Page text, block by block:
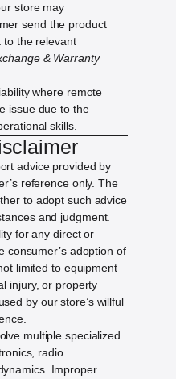
store may
send the product
to the relevant
& Warranty
where remote
issue due to the
skills.
advice provided by
reference only. The
to adopt such advice
and judgment.
for any direct or
consumer’s adoption of
limited to equipment
injury, or property
by our store’s willful
multiple specialized
radio
Improper